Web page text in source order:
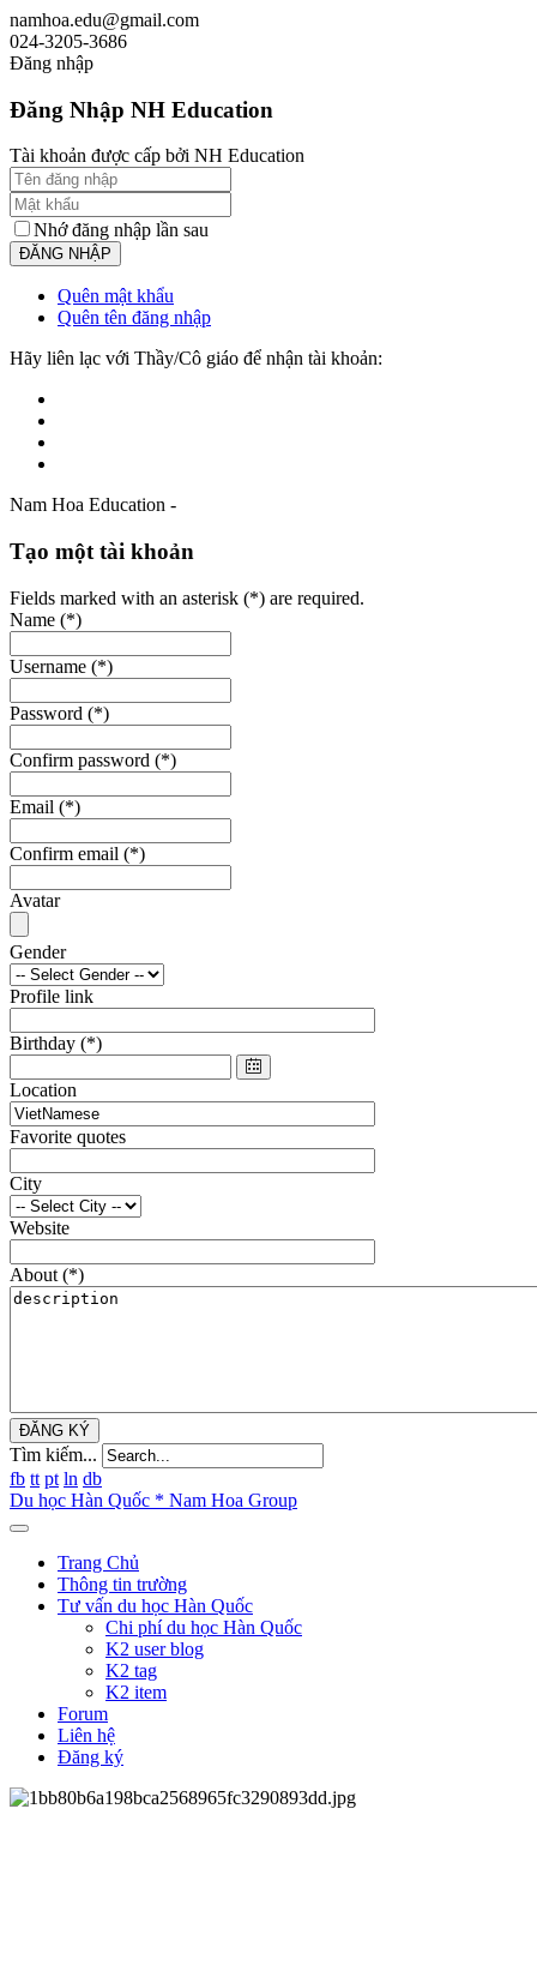
namhoa.edu@gmail.com
024-3205-3686
Đăng nhập
Đăng Nhập NH Education
Tài khoản được cấp bởi NH Education
Nhớ đăng nhập lần sau
Quên mật khẩu
Quên tên đăng nhập
Hãy liên lạc với Thầy/Cô giáo để nhận tài khoản:
Nam Hoa Education -
Tạo một tài khoản
Fields marked with an asterisk (*) are required.
Name (*)
Username (*)
Password (*)
Confirm password (*)
Email (*)
Confirm email (*)
Avatar
Gender
Profile link
Birthday (*)
Location
Favorite quotes
City
Website
About (*)
ĐĂNG KÝ
Tìm kiếm...
fb tt pt ln db
Du học Hàn Quốc * Nam Hoa Group
Trang Chủ
Thông tin trường
Tư vấn du học Hàn Quốc
Chi phí du học Hàn Quốc
K2 user blog
K2 tag
K2 item
Forum
Liên hệ
Đăng ký